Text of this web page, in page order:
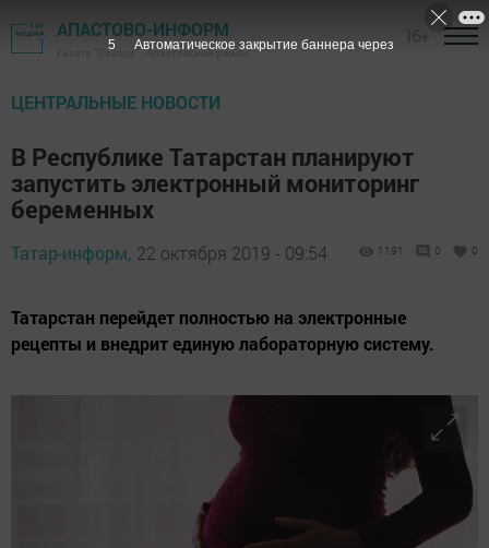
АПАСТОВО-ИНФОРМ
Газета "Звезда" - Апастовский район
ЦЕНТРАЛЬНЫЕ НОВОСТИ
В Республике Татарстан планируют
запустить электронный мониторинг
беременных
Татар-информ, 22 октября 2019 - 09:54 1191 0 0
Татарстан перейдет полностью на электронные
рецепты и внедрит единую лабораторную систему.
3 Автоматическое закрытие баннера через